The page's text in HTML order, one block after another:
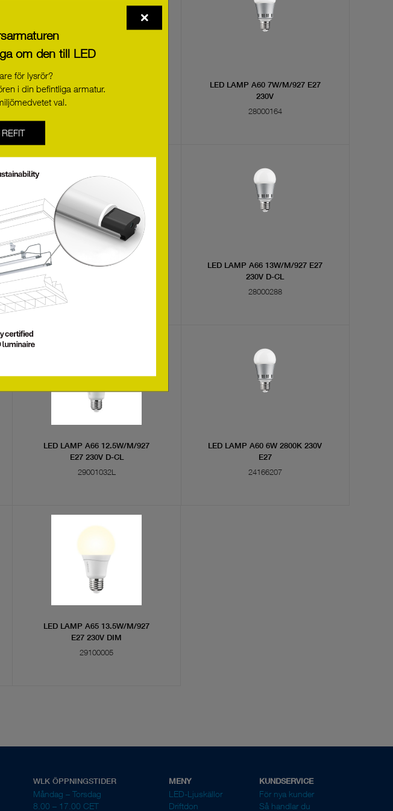
LED LAMP G95 10W/M/927 E27
LED LAMP A60 7W/M/927 E27
230V
28000164
LED LAMP A60 10W/M/927 E27
LED LAMP A66 13W/M/927 E27
230V D-CL
28000288
LED LAMP A66 12.5W/M/927
E27 230V D-CL
29001032L
LED LAMP A60 6W 2800K 230V
E27
24166207
LED LAMP A65 13.5W/M/927
E27 230V DIM
29100005
WLK ÖPPNINGSTIDER
Måndag – Torsdag
8.00 – 17.00 CET
MENY
LED-Ljuskällor
Driftdon
KUNDSERVICE
För nya kunder
Så handlar du
om den till LED
för lysrör?
i din befintliga armatur.
val.